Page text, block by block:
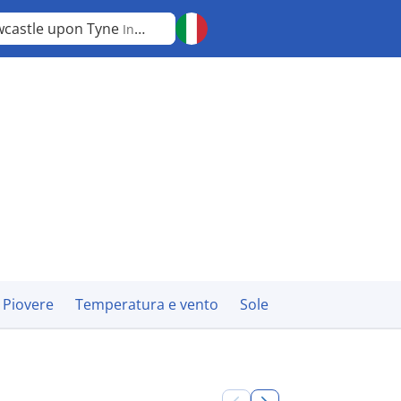
upon Tyne Inghilterra
Piovere Temperatura e vento Sole